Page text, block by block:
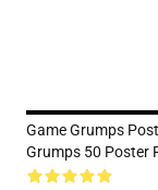
Game Grumps
Grumps 50 Poster